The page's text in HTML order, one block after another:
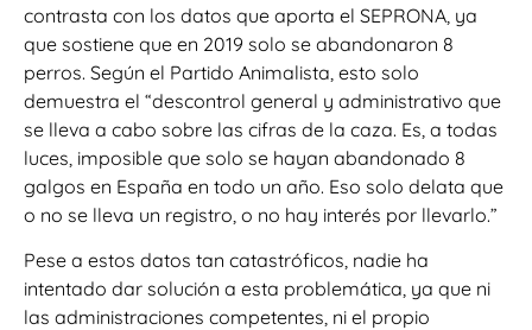
contrasta con los datos que aporta el SEPRONA, ya
que sostiene que en 2019 solo se abandonaron 8
perros. Según el Partido Animalista, esto solo
demuestra el “descontrol general y administrativo que
se lleva a cabo sobre las cifras de la caza. Es, a todas
luces, imposible que solo se hayan abandonado 8
galgos en España en todo un año. Eso solo delata que
o no se lleva un registro, o no hay interés por llevarlo.”
Pese a estos datos tan catastróficos, nadie ha
intentado dar solución a esta problemática, ya que ni
las administraciones competentes, ni el propio